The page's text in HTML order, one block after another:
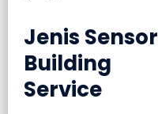
Jenis Sensor
Building
Service